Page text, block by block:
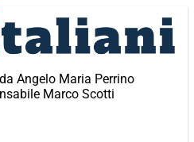
Angelo Maria Perrino
Marco Scotti